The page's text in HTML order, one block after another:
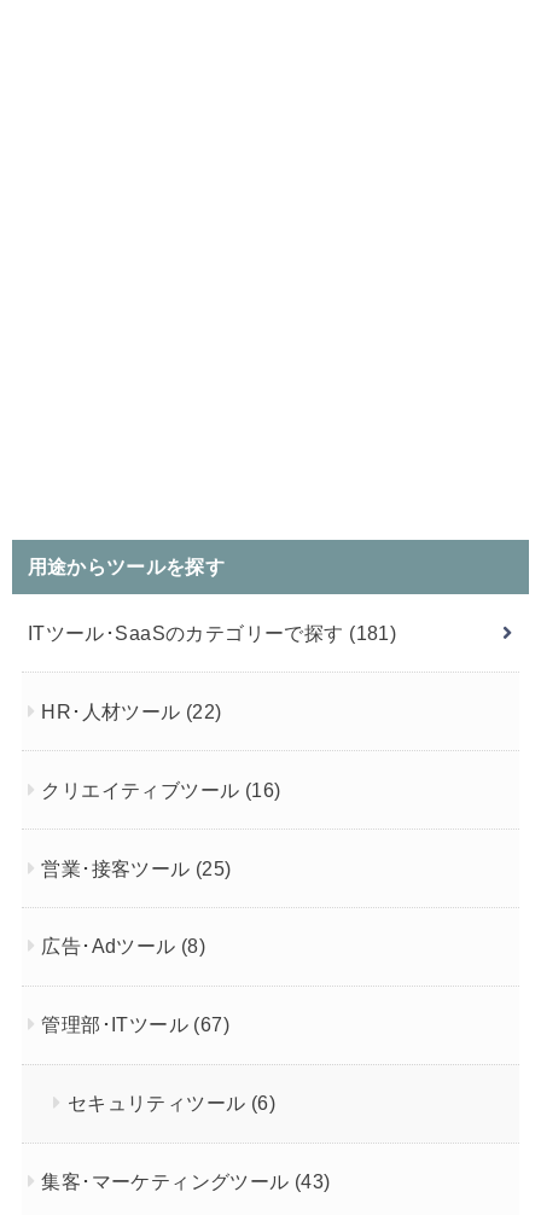
用途からツールを探す
ITツール･SaaSのカテゴリーで探す (181)
HR･人材ツール (22)
クリエイティブツール (16)
営業･接客ツール (25)
広告･Adツール (8)
管理部･ITツール (67)
セキュリティツール (6)
集客･マーケティングツール (43)